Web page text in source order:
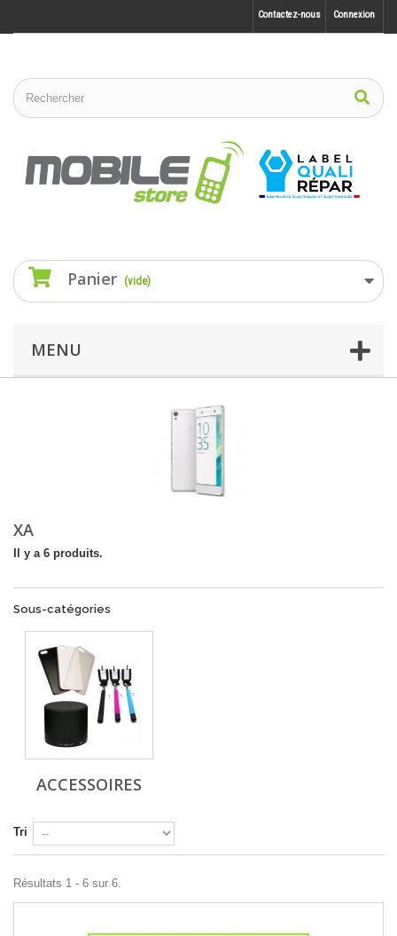
Connexion
Contactez-nous
Panier (vide)
MENU
XA
Il y a 6 produits.
Sous-catégories
ACCESSOIRES
Tri
Résultats 1 - 6 sur 6.